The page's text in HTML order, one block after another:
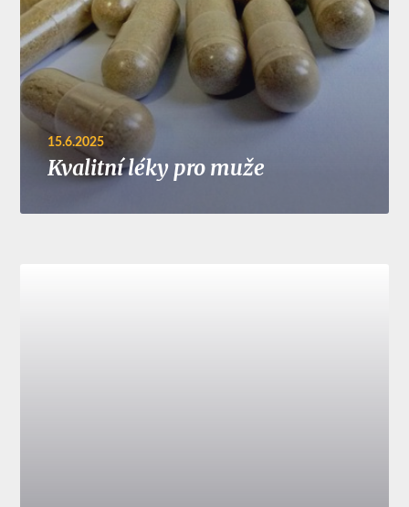
15.6.2025
Kvalitní léky pro muže